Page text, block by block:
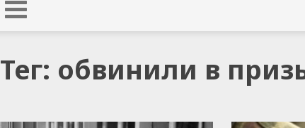
Тег: обвинили в